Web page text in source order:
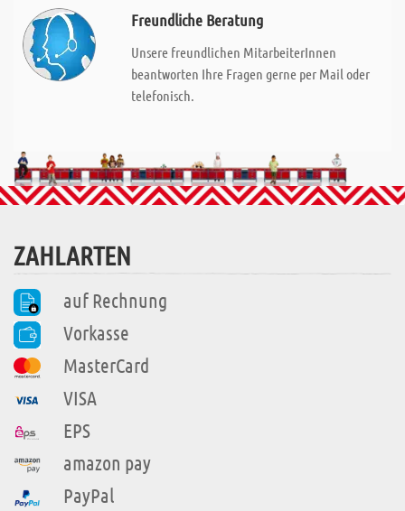
Freundliche Beratung
Unsere freundlichen MitarbeiterInnen
beantworten Ihre Fragen gerne per Mail oder
telefonisch.
ZAHLARTEN
auf Rechnung
Vorkasse
MasterCard
VISA
EPS
amazon pay
PayPal